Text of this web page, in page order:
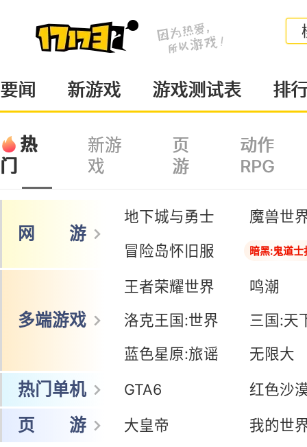
要闻 新游戏 游戏测试表 排
热
门
新游
戏
页
游
动作
RPG
网 游
地下城与勇士
魔兽世
冒险岛怀旧服
暗黑:鬼道士
多端游戏
王者荣耀世界
鸣潮
洛克王国:世界
三国:天
蓝色星原:旅谣
无限大
热门单机 GTA6 红色沙
页 游 大皇帝 我的世